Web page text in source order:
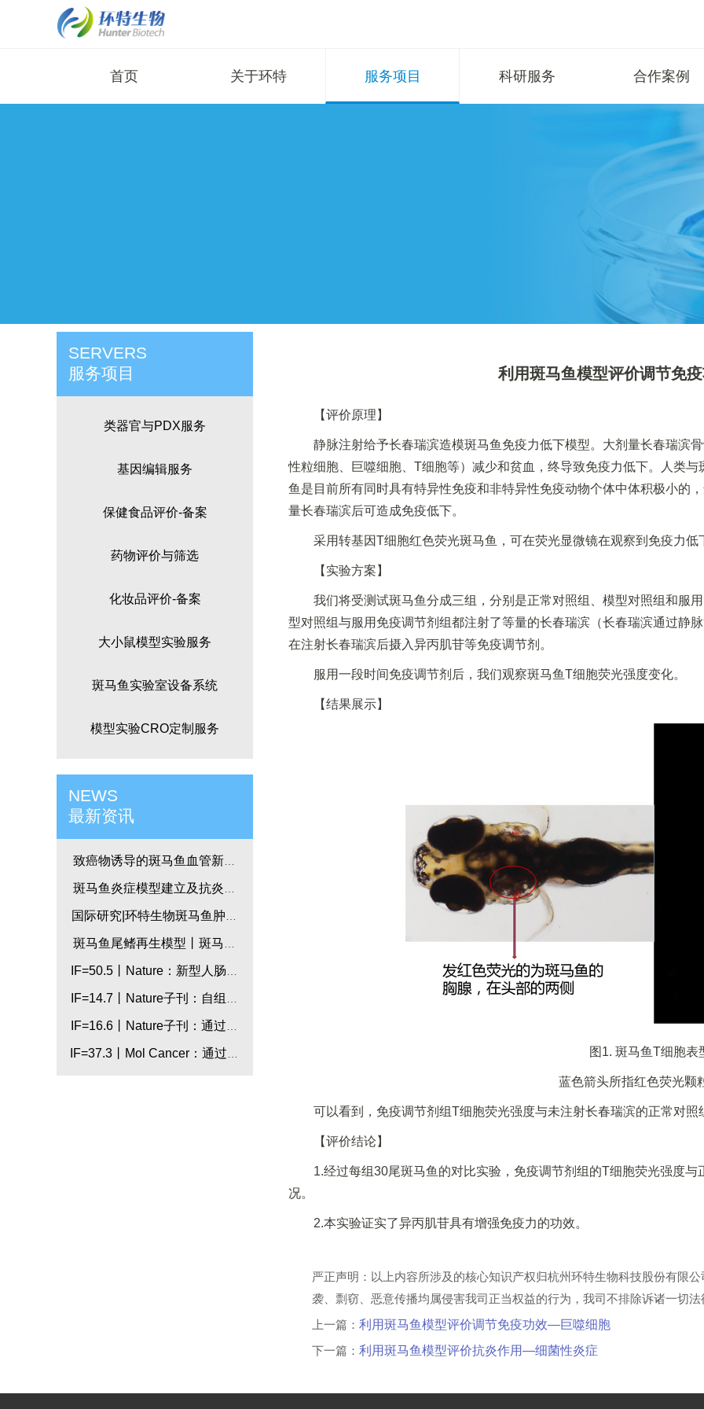
首页 关于环特 服务项目 科研服务 合作案例
SERVERS
服务项目
类器官与PDX服务
基因编辑服务
保健食品评价-备案
药物评价与筛选
化妆品评价-备案
大小鼠模型实验服务
斑马鱼实验室设备系统
模型实验CRO定制服务
NEWS
最新资讯
致癌物诱导的斑马鱼血管新生
模型
斑马鱼炎症模型建立及抗炎药
物开发_国际研究
国际研究|环特生物斑马鱼肿瘤
模型研究-斑马鱼小儿肿瘤模型
斑马鱼尾鳍再生模型丨斑马鱼
技术应用丨国际研究
IF=50.5丨Nature：新型人肠道
类器官模型助力炎症性疾病研
IF=14.7丨Nature子刊：自组装
人类心脏类器官用于心脏发育
IF=16.6丨Nature子刊：通过斑
马鱼及比较转录组学研究，鉴
IF=37.3丨Mol Cancer：通过斑
利用斑马鱼模型评价调节免
【评价原理】
静脉注射给予长春瑞滨造模斑马鱼免疫力低下模型。大剂量长春瑞滨
性粒细胞、巨噬细胞、T细胞等）减少和贫血，终导致免疫力低下。人类
鱼是目前所有同时具有特异性免疫和非特异性免疫动物个体中体积极小的
量长春瑞滨后可造成免疫低下。
采用转基因T细胞红色荧光斑马鱼，可在荧光显微镜在观察到免疫力
【实验方案】
我们将受测试斑马鱼分成三组，分别是正常对照组、模型对照组和服
型对照组与服用免疫调节剂组都注射了等量的长春瑞滨（长春瑞滨通过静
在注射长春瑞滨后摄入异丙肌苷等免疫调节剂。
服用一段时间免疫调节剂后，我们观察斑马鱼T细胞荧光强度变化。
【结果展示】
图1. 斑马鱼T细胞表
蓝色箭头所指红色荧光颗
可以看到，免疫调节剂组T细胞荧光强度与未注射长春瑞滨的正常对
【评价结论】
1.经过每组30尾斑马鱼的对比实验，免疫调节剂组的T细胞荧光强度
况。
2.本实验证实了异丙肌苷具有增强免疫力的功效。
严正声明：以上内容所涉及的核心知识产权归杭州环特生物科技股份有限
袭、剽窃、恶意传播均属侵害我司正当权益的行为，我司不排除诉诸一切
上一篇： 利用斑马鱼模型评价调节免疫功效—巨噬细胞
下一篇： 利用斑马鱼模型评价抗炎作用—细菌性炎症